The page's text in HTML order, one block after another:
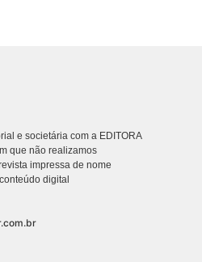
e societária com a EDITORA
que não realizamos
impressa de nome
digital